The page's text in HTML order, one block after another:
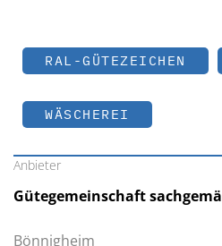
RAL-GÜTEZEICHEN
WÄSCHEREI
Anbieter
Gütegemeinschaft
Bönnigheim